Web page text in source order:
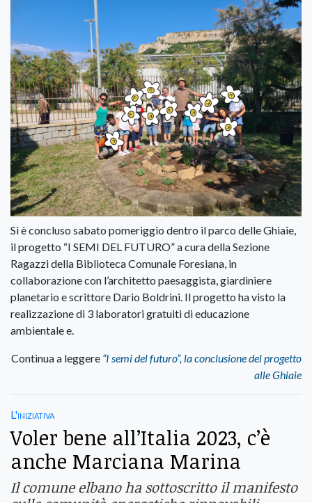
Si è concluso sabato pomeriggio dentro il parco delle Ghiaie,
il progetto “I SEMI DEL FUTURO” a cura della Sezione
Ragazzi della Biblioteca Comunale Foresiana, in
collaborazione con l’architetto paesaggista, giardiniere
planetario e scrittore Dario Boldrini. Il progetto ha visto la
realizzazione di 3 laboratori gratuiti di educazione
ambientale e.
Continua a leggere “I semi del futuro”, la conclusione del progetto
alle Ghiaie
L'iniziativa
Voler bene all’Italia 2023, c’è
anche Marciana Marina
Il comune elbano ha sottoscritto il manifesto